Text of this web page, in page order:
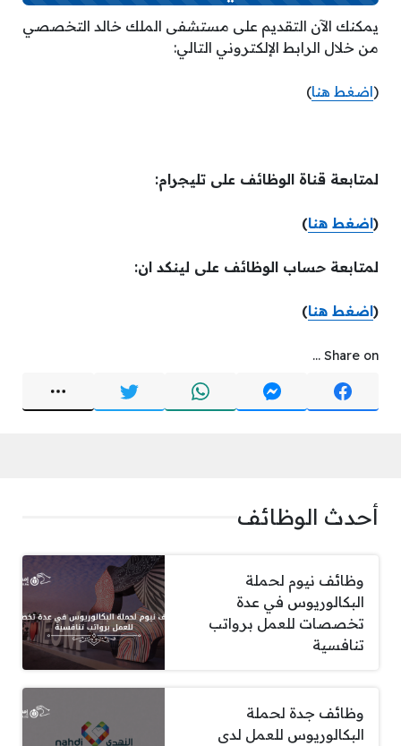
يمكنك الآن التقديم على مستشفى الملك خالد التخصصي
من خلال الرابط الإلكتروني التالي:
(اضغط هنا)
لمتابعة قناة الوظائف على تليجرام:
(اضغط هنا)
لمتابعة حساب الوظائف على لينكد ان:
(اضغط هنا)
Share on ...
أحدث الوظائف
وظائف نيوم لحملة
البكالوريوس في عدة
تخصصات للعمل برواتب
تنافسية
وظائف جدة لحملة
البكالوريوس للعمل لدى